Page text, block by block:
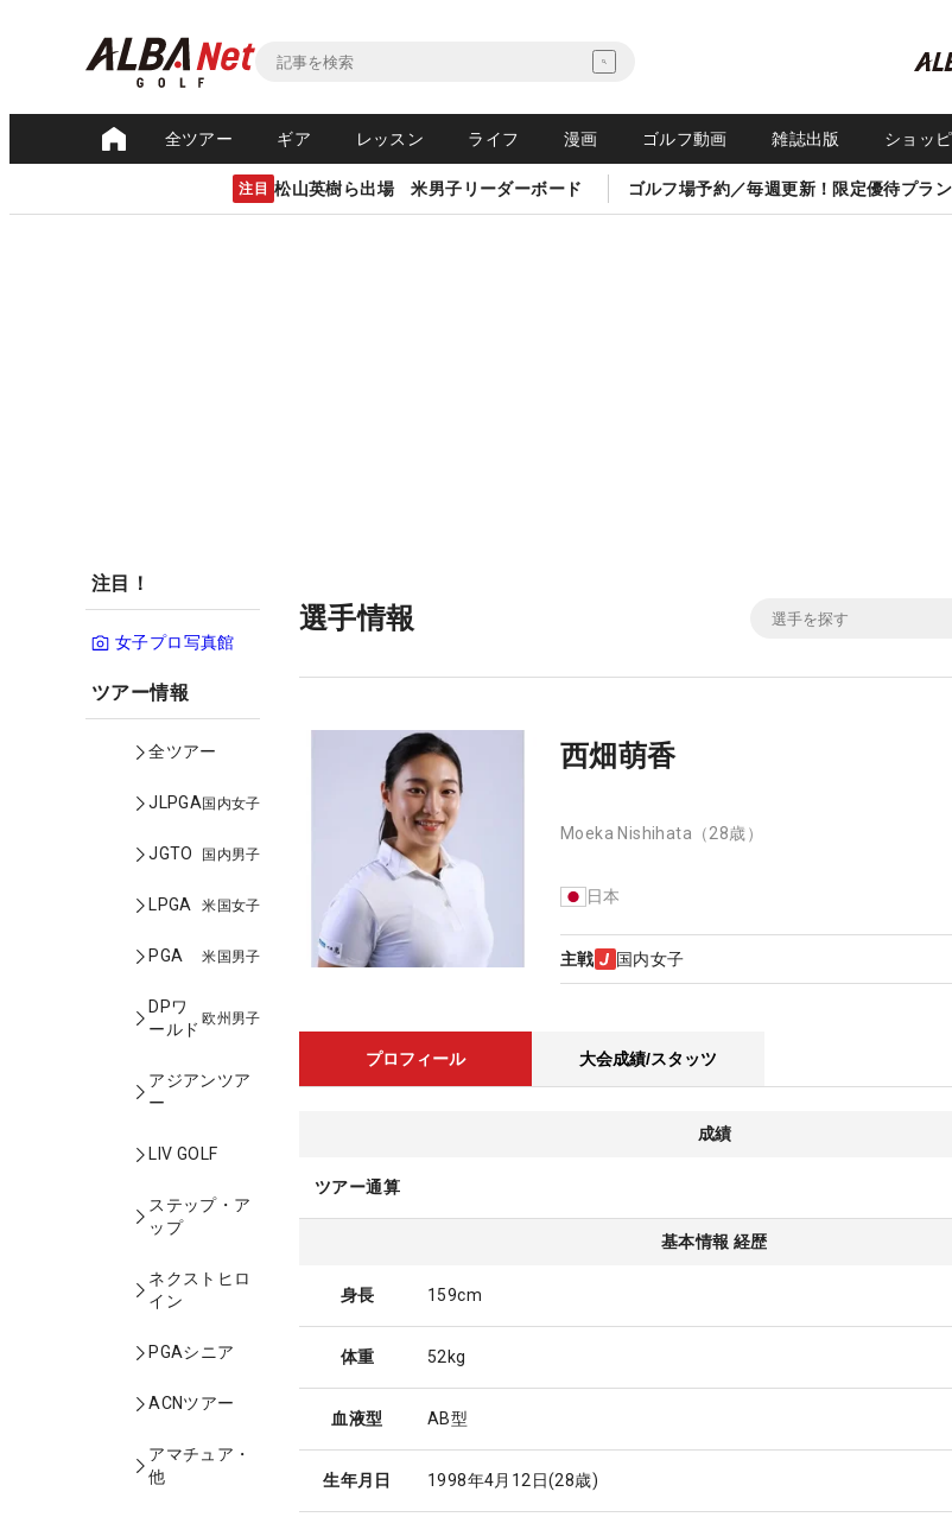
全ツアー ギア レッスン ライフ 漫画 ゴルフ動画 雑誌出版 ショッ
注目 松山英樹ら出場 米男子リーダーボード ゴルフ場予約／毎週更新！限定優待プラン
注目！
女子プロ写真館
ツアー情報
全ツアー
JLPGA国内女子
JGTO 国内男子
LPGA 米国女子
PGA 米国男子
DPワ
ールド
欧州男子
アジアンツア
ー
LIV GOLF
ステップ・ア
ップ
ネクストヒロ
イン
PGAシニア
ACNツアー
アマチュア・
他
選手情報
西畑萌香
Moeka Nishihata （28歳）
日本
主戦 国内女子
プロフィール 大会成績/スタッツ
成績
ツアー通算
基本情報 経歴
身長 159cm
体重 52kg
血液型 AB型
生年月日 1998年4月12日(28歳)